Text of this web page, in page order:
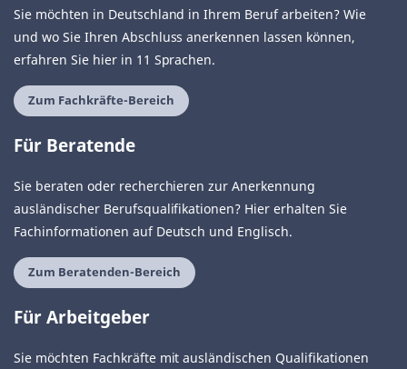
Sie möchten in Deutschland in Ihrem Beruf arbeiten? Wie
und wo Sie Ihren Abschluss anerkennen lassen können,
erfahren Sie hier in 11 Sprachen.
Zum Fachkräfte-Bereich
Für Beratende
Sie beraten oder recherchieren zur Anerkennung
ausländischer Berufsqualifikationen? Hier erhalten Sie
Fachinformationen auf Deutsch und Englisch.
Zum Beratenden-Bereich
Für Arbeitgeber
Sie möchten Fachkräfte mit ausländischen Qualifikationen